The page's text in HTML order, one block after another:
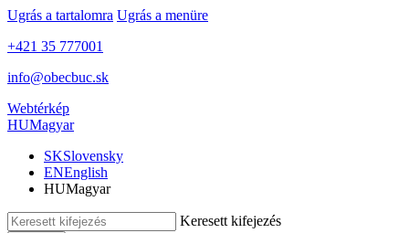
Ugrás a tartalomra Ugrás a menüre
+421 35 777001
info@obecbuc.sk
Webtérkép
HUMagyar
SKSlovensky
ENEnglish
HUMagyar
Keresett kifejezés